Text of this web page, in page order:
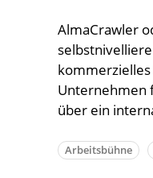
AlmaCrawler
Unternehmen
über ein
Arbeitsbühne